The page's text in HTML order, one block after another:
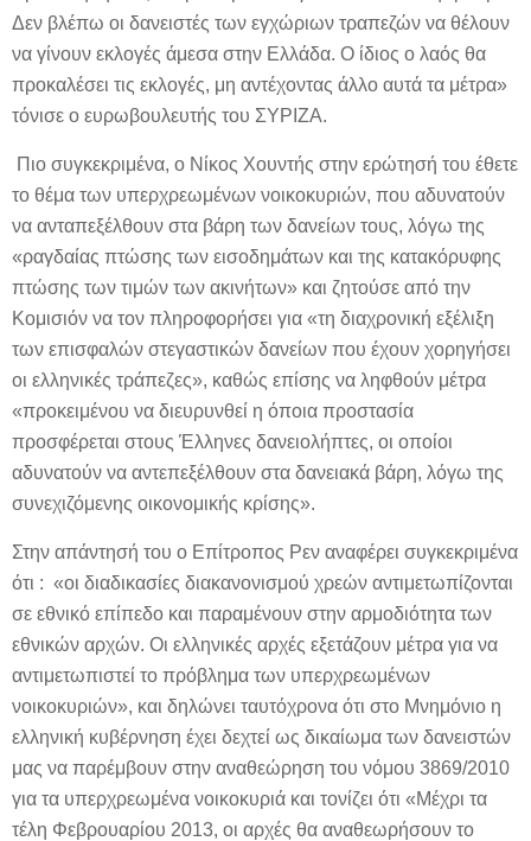
Δεν βλέπω οι δανειστές των εγχώριων τραπεζών να θέλουν
να γίνουν εκλογές άμεσα στην Ελλάδα. Ο ίδιος ο λαός θα
προκαλέσει τις εκλογές, μη αντέχοντας άλλο αυτά τα μέτρα»
τόνισε ο ευρωβουλευτής του ΣΥΡΙΖΑ.
Πιο συγκεκριμένα, ο Νίκος Χουντής στην ερώτησή του έθετε
το θέμα των υπερχρεωμένων νοικοκυριών, που αδυνατούν
να ανταπεξέλθουν στα βάρη των δανείων τους, λόγω της
«ραγδαίας πτώσης των εισοδημάτων και της κατακόρυφης
πτώσης των τιμών των ακινήτων» και ζητούσε από την
Κομισιόν να τον πληροφορήσει για «τη διαχρονική εξέλιξη
των επισφαλών στεγαστικών δανείων που έχουν χορηγήσει
οι ελληνικές τράπεζες», καθώς επίσης να ληφθούν μέτρα
«προκειμένου να διευρυνθεί η όποια προστασία
προσφέρεται στους Έλληνες δανειολήπτες, οι οποίοι
αδυνατούν να αντεπεξέλθουν στα δανειακά βάρη, λόγω της
συνεχιζόμενης οικονομικής κρίσης».
Στην απάντησή του ο Επίτροπος Ρεν αναφέρει συγκεκριμένα
ότι : «οι διαδικασίες διακανονισμού χρεών αντιμετωπίζονται
σε εθνικό επίπεδο και παραμένουν στην αρμοδιότητα των
εθνικών αρχών. Οι ελληνικές αρχές εξετάζουν μέτρα για να
αντιμετωπιστεί το πρόβλημα των υπερχρεωμένων
νοικοκυριών», και δηλώνει ταυτόχρονα ότι στο Μνημόνιο η
ελληνική κυβέρνηση έχει δεχτεί ως δικαίωμα των δανειστών
μας να παρέμβουν στην αναθεώρηση του νόμου 3869/2010
για τα υπερχρεωμένα νοικοκυριά και τονίζει ότι «Μέχρι τα
τέλη Φεβρουαρίου 2013, οι αρχές θα αναθεωρήσουν το